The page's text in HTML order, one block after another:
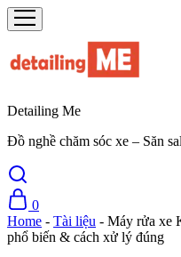
Detailing Me
Đồ nghề chăm sóc xe – Săn
0
Home - Tài liệu - Máy rửa xe
phổ biến & cách xử lý đúng